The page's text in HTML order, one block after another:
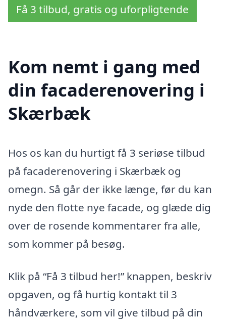
Få 3 tilbud, gratis og uforpligtende
Kom nemt i gang med
din facaderenovering i
Skærbæk
Hos os kan du hurtigt få 3 seriøse tilbud
på facaderenovering i Skærbæk og
omegn. Så går der ikke længe, før du kan
nyde den flotte nye facade, og glæde dig
over de rosende kommentarer fra alle,
som kommer på besøg.
Klik på “Få 3 tilbud her!” knappen, beskriv
opgaven, og få hurtig kontakt til 3
håndværkere, som vil give tilbud på din